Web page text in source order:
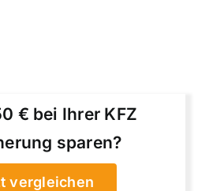
€ bei Ihrer KFZ
sparen?
vergleichen